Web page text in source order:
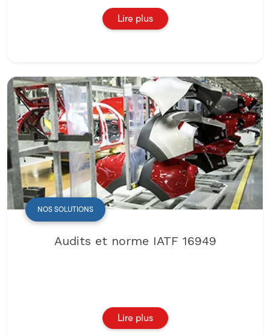
Lire plus
NOS SOLUTIONS
Audits et norme IATF 16949
Lire plus